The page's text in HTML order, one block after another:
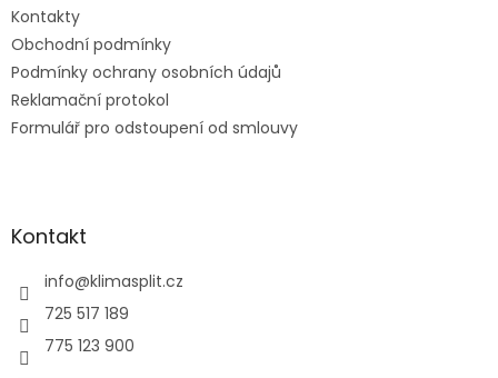
Kontakty
Obchodní podmínky
Podmínky ochrany osobních údajů
Reklamační protokol
Formulář pro odstoupení od smlouvy
Kontakt
info@klimasplit.cz
725 517 189
775 123 900